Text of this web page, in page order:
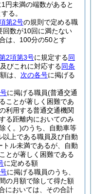
円未満の端数があると
する。
第2号の規則で定める職
回数が10回に満たない
は、100分の50とす
2項第3号に規定する同
びこれに対応する同条
は、 次の各号に掲げる
に掲げる職員(普通交通
ことが著しく困難であ
利用する普通交通機関
る距離内においてのみ
く。)のうち、自動車等
上である職員及び自動
ル未満であるが、自動
とが著しく困難である
に定める額
に掲げる職員のうち、
の月額で除して得た額
においては、その合計